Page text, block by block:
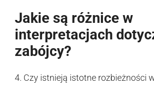
Jakie są różnice w
interpretacjach
zabójcy?
4. Czy istnieją istotne rozbieżności